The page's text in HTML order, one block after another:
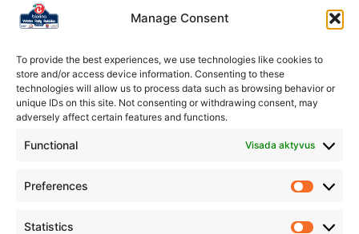
Manage Consent
To provide the best experiences, we use technologies like cookies to
store and/or access device information. Consenting to these
technologies will allow us to process data such as browsing behavior or
unique IDs on this site. Not consenting or withdrawing consent, may
adversely affect certain features and functions.
Functional Visada aktyvus
Preferences
Statistics